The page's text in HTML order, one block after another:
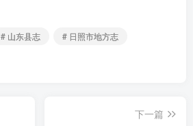
# 山东县志
# 日照市地方志
下一篇